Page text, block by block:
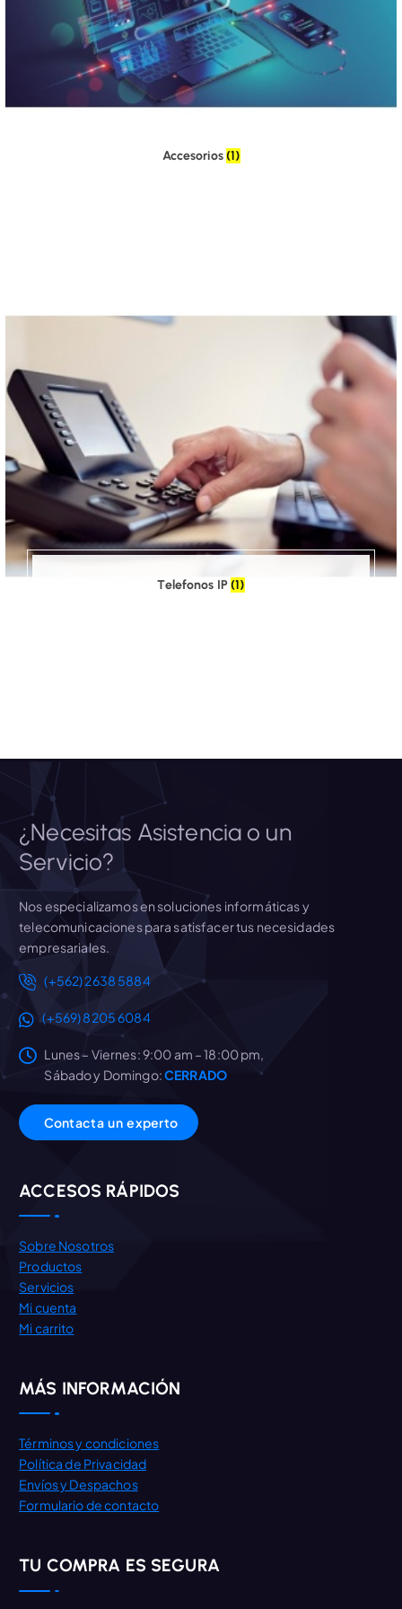
Accesorios(1)
Telefonos IP(1)
¿Necesitas Asistencia o un
Servicio?
Nos especializamos en soluciones informáticas y
telecomunicaciones para satisfacer tus necesidades
empresariales.
(+562) 2638 5884
(+569) 8205 6084
Lunes – Viernes: 9:00 am – 18:00 pm,
Sábado y Domingo:CERRADO
Contacta un experto
ACCESOS RÁPIDOS
Sobre Nosotros
Productos
Servicios
Mi cuenta
Mi carrito
MÁS INFORMACIÓN
Términos y condiciones
Política de Privacidad
Envíos y Despachos
Formulario de contacto
TU COMPRA ES SEGURA